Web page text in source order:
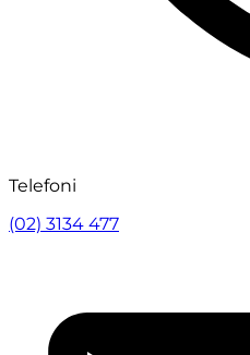
Telefoni
(02) 3134 477